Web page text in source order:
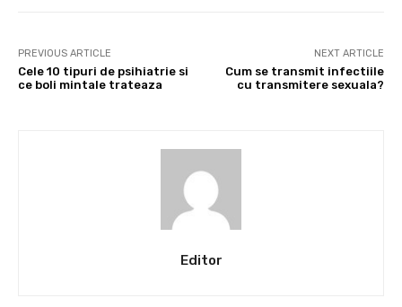
PREVIOUS ARTICLE
Cele 10 tipuri de psihiatrie si
ce boli mintale trateaza
NEXT ARTICLE
Cum se transmit infectiile
cu transmitere sexuala?
Editor